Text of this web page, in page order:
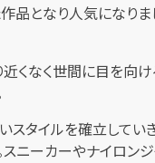
となり人気になり
なく世間に目を向
タイルを確立してい
ニーカーやナイロン